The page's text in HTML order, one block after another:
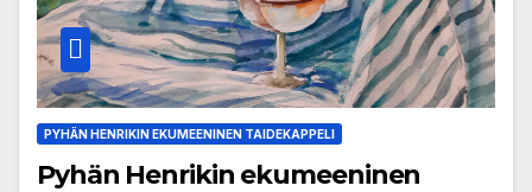
PYHÄN HENRIKIN EKUMEENINEN TAIDEKAPPELI
Pyhän Henrikin ekumeeninen